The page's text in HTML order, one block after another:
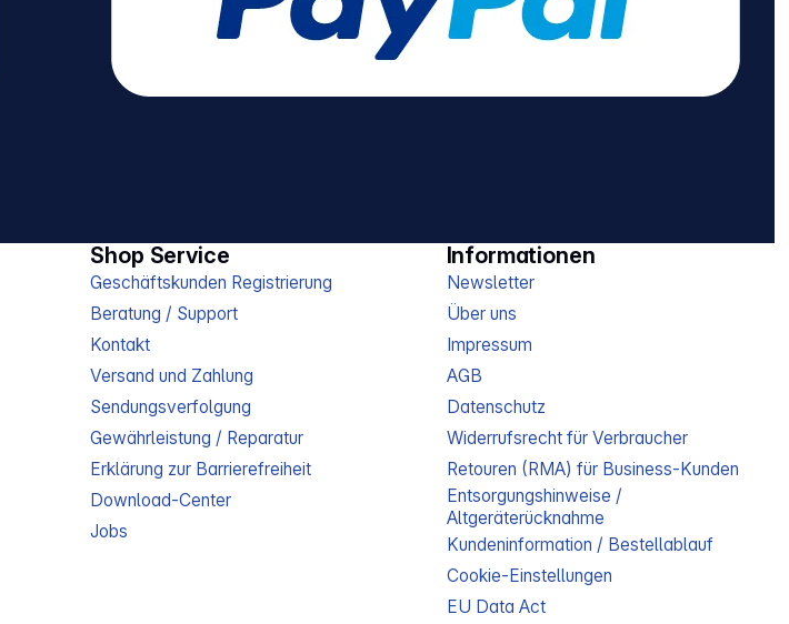
Shop Service
Geschäftskunden Registrierung
Beratung / Support
Kontakt
Versand und Zahlung
Sendungsverfolgung
Gewährleistung / Reparatur
Erklärung zur Barrierefreiheit
Download-Center
Jobs
Informationen
Newsletter
Über uns
Impressum
AGB
Datenschutz
Widerrufsrecht für Verbraucher
Retouren (RMA) für Business-Kunden
Entsorgungshinweise /
Altgeräterücknahme
Kundeninformation / Bestellablauf
Cookie-Einstellungen
EU Data Act